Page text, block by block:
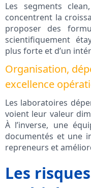
Les segments
concentrent la
proposer des
scientifiquement
plus forte et d’un
Organisation,
excellence
Les laboratoires
voient leur valeur
À l’inverse, une
documentés et une
repreneurs et
Les